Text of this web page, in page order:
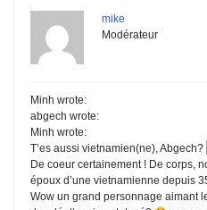
mike
Modérateur
Minh wrote:
abgech wrote:
Minh wrote:
T’es aussi vietnamien(ne), Abgech?
De coeur certainement ! De corps,
époux d’une vietnamienne depuis
Wow un grand personnage aimant